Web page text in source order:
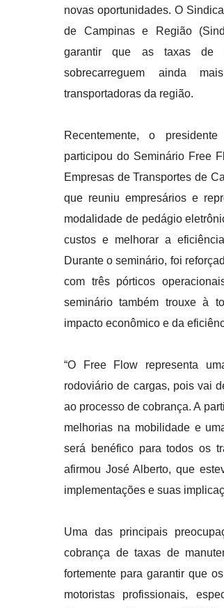
novas oportunidades. O
de Campinas e Região
garantir que as taxas de
sobrecarreguem ainda
transportadoras da região.
Recentemente, o
participou do Seminário Free
Empresas de Transportes de
que reuniu empresários e
modalidade de pedágio
custos e melhorar a
Durante o seminário, foi
com três pórticos
seminário também trouxe à
impacto econômico e da
“O Free Flow representa
rodoviário de cargas, pois vai
ao processo de cobrança. A
melhorias na mobilidade e
será benéfico para todos os
afirmou José Alberto, que
implementações e suas
Uma das principais
cobrança de taxas de
fortemente para garantir que
motoristas profissionais,